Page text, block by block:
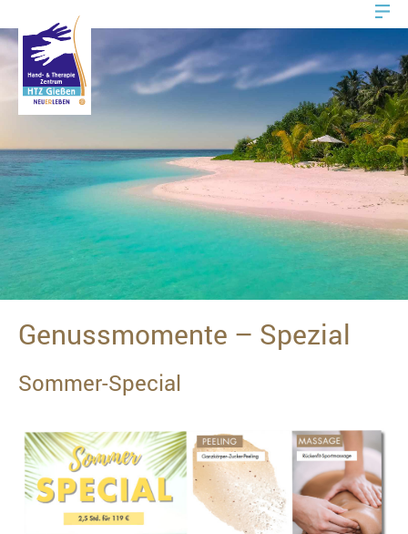
Genussmomente – Spezial
Sommer-Special